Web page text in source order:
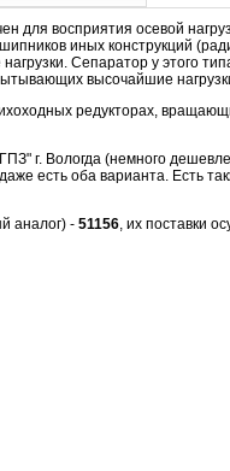
для восприятия осевой
иных конструкций
Сепаратор у этого
высочайшие
редукторах,
г. Вологда (немного
есть оба варианта. Есть
аналог) - 51156, их поставки